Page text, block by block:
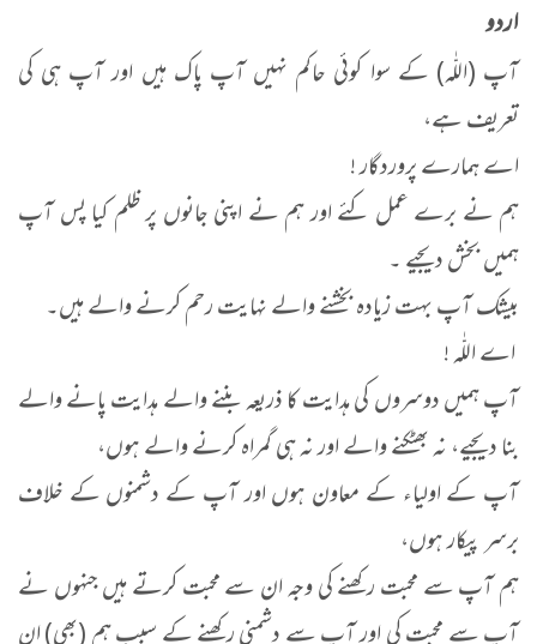
اردو
آپ (اللّٰہ) کے سوا کوئی حاکم نہیں آپ پاک ہیں اور آپ ہی کی
تعریف ہے،
اے ہمارے پروردگار !
ہم نے برے عمل کئے اور ہم نے اپنی جانوں پر ظلم کیا پس آپ
ہمیں بخش دیجیے ۔
بیشک آپ بہت زیادہ بخشنے والے نہایت رحم کرنے والے ہیں۔
اے اللّٰہ !
آپ ہمیں دوسروں کی ہدایت کا ذریعہ بننے والے ہدایت پانے والے
بنا دیجیے، نہ بھٹکنے والے اور نہ ہی گمراہ کرنے والے ہوں،
آپ کے اولیاء کے معاون ہوں اور آپ کے دشمنوں کے خلاف
برسر پیکار ہوں،
ہم آپ سے محبت رکھنے کی وجہ ان سے محبت کرتے ہیں جنہوں نے